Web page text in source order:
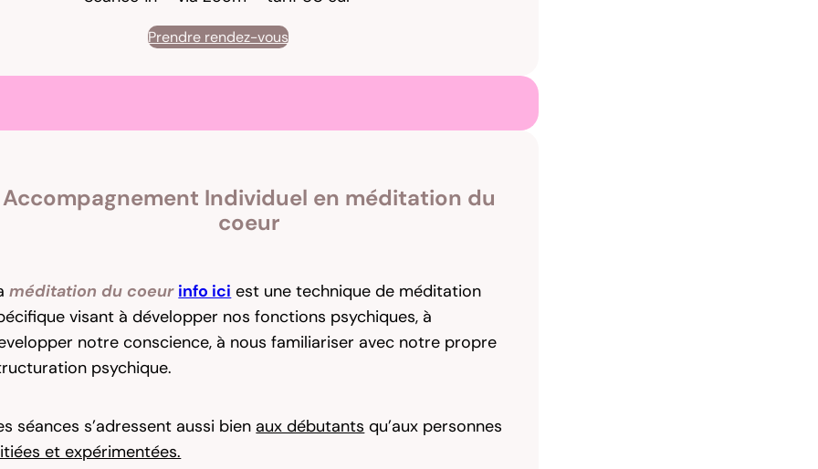
Prendre rendez-vous
Accompagnement Individuel en méditation du
coeur
méditation du coeur info ici est une technique de méditation
visant à développer nos fonctions psychiques, à
notre conscience, à nous familiariser avec notre propre
psychique.
séances s’adressent aussi bien aux débutants qu’aux personnes
et expérimentées.